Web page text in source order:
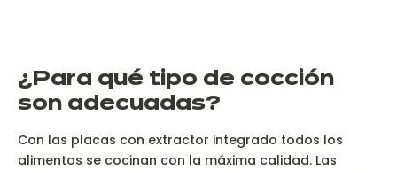
¿Para qué tipo de cocción
son adecuadas?
Con las placas con extractor integrado todos los
alimentos se cocinan con la máxima calidad. Las